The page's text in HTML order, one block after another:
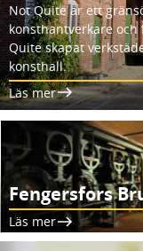
Not Quite är ett
konsthantverkare och
Quite skapat
konsthall.
Läs mer
Fengersfors
Läs mer